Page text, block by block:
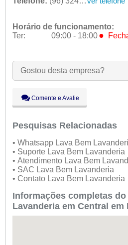
Horário de funcionamento:
Ter:
09:00 - 18:00 ●
Ter:
09:00 - 18:00●
Qua:
09:00 - 18:00
Sex:
09:00 - 18:00
Sáb:
Fechado
Dom:
Fechado
Gostou desta empresa?
Comente e Avalie
Pesquisas Relacionadas
• Whatsapp Lava Bem
• Suporte Lava Bem Lavanderia
• Atendimento Lava Bem
• SAC Lava Bem Lavanderia
• Contato Lava Bem Lavanderia
Informações completas do
Lavanderia em Central em